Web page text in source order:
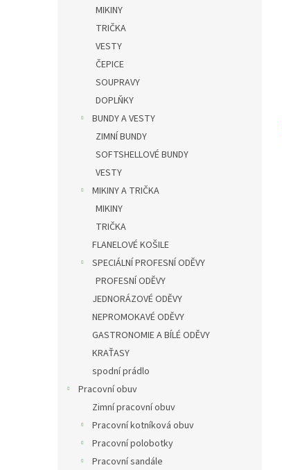
MIKINY
TRIČKA
VESTY
ČEPICE
SOUPRAVY
DOPLŇKY
BUNDY A VESTY
ZIMNÍ BUNDY
SOFTSHELLOVÉ BUNDY
VESTY
MIKINY A TRIČKA
MIKINY
TRIČKA
FLANELOVÉ KOŠILE
SPECIÁLNÍ PROFESNÍ ODĚVY
PROFESNÍ ODĚVY
JEDNORÁZOVÉ ODĚVY
NEPROMOKAVÉ ODĚVY
GASTRONOMIE A BÍLÉ ODĚVY
KRAŤASY
spodní prádlo
Pracovní obuv
Zimní pracovní obuv
Pracovní kotníková obuv
Pracovní polobotky
Pracovní sandále